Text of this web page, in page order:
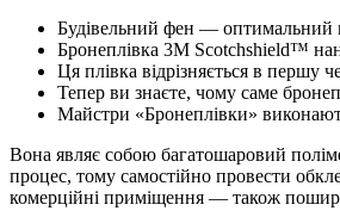
Будівельний фен — оптимальний
Бронеплівка 3М Scotchshield™
Ця плівка відрізняється в
Тепер ви знаєте, чому саме
Майстри «Бронеплівки»
Вона являє собою багатошаровий
процес, тому самостійно провести
комерційні приміщення — також